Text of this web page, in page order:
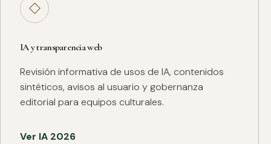
◇
IA y transparencia web
Revisión informativa de usos de IA, contenidos
sintéticos, avisos al usuario y gobernanza
editorial para equipos culturales.
Ver IA 2026